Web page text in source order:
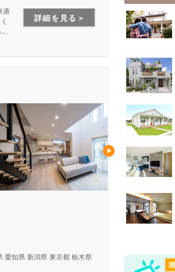
適
詳細を見る＞
愛知県 新潟県 東京都 栃木県